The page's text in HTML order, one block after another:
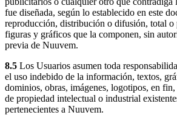
fue diseñada, según lo establecido en este
reproducción, distribución o difusión, total o
figuras y gráficos que la componen, sin
previa de Nuuvem.
8.5 Los Usuarios asumen toda
el uso indebido de la información, textos,
dominios, obras, imágenes, logotipos, en
de propiedad intelectual o industrial
pertenecientes a Nuuvem.